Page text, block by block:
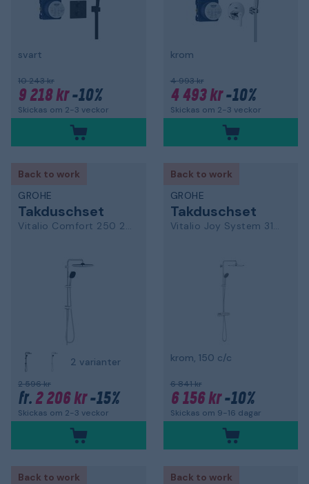
svart
10 243 kr
9 218 kr-10%
Skickas om 2-3 veckor
krom
4 993 kr
4 493 kr-10%
Skickas om 2-3 veckor
Back to work
GROHE
Takduschset
Vitalio Comfort 250 26698001
2 varianter
2 596 kr
fr. 2 206 kr-15%
Skickas om 2-3 veckor
Back to work
GROHE
Takduschset
Vitalio Joy System 310 26401001
krom, 150 c/c
6 841 kr
6 156 kr-10%
Skickas om 9-16 dagar
Back to work
Back to work